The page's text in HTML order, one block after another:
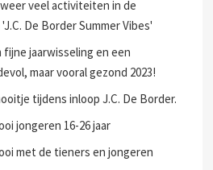
veel activiteiten in de
De Border Summer Vibes'
fijne jaarwisseling en een
maar vooral gezond 2023!
tijdens inloop J.C. De Border.
jongeren 16-26 jaar
met de tieners en jongeren